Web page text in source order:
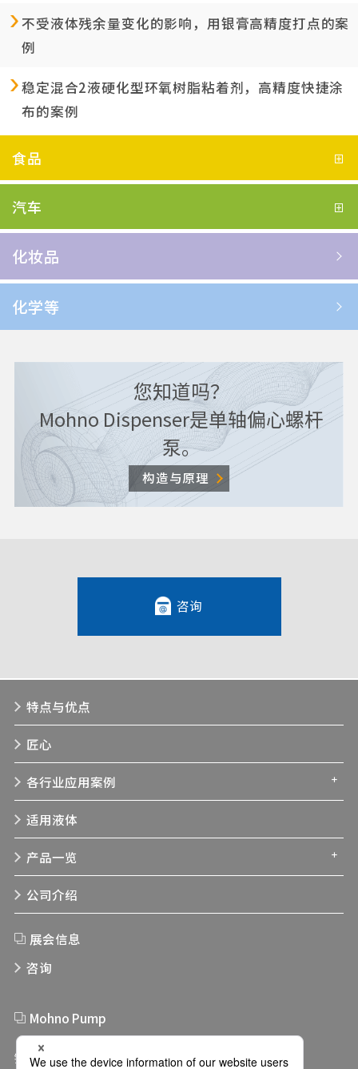
不受液体残余量变化的影响，用银膏高精度打点的案
例
稳定混合2液硬化型环氧树脂粘着剂，高精度快捷涂
布的案例
食品
汽车
化妆品
化学等
您知道吗？
Mohno Dispenser是单轴偏心螺杆
泵。
构造与原理
咨询
特点与优点
匠心
各行业应用案例
适用液体
产品一览
公司介绍
展会信息
咨询
Mohno Pump
链接集